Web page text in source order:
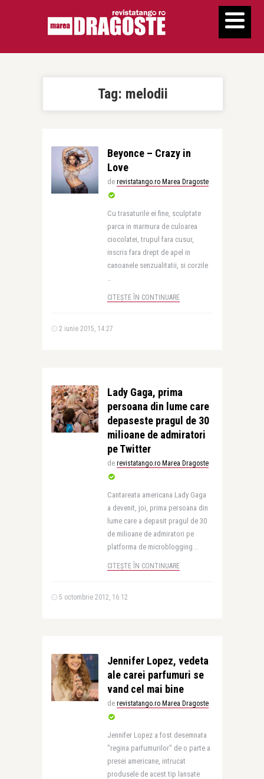
Tag: melodii
Beyonce – Crazy in
Love
de revistatango.ro Marea Dragoste
Cu trasaturile ei fine, sculptate
parca in marmura de culoarea
ciocolatei, trupul fara cusur,
inscris fara drept de apel in
canoanele senzualitatii, si corzile
..
CITEȘTE ÎN CONTINUARE
2 iunie 2015, 14:27
Lady Gaga, prima
persoana din lume care
depaseste pragul de 30
milioane de admiratori
pe Twitter
de revistatango.ro Marea Dragoste
Cantareata americana Lady Gaga
a devenit, joi, prima persoana din
lume care a depasit pragul de 30
de milioane de admiratori pe
platforma de microblogging ..
CITEȘTE ÎN CONTINUARE
5 octombrie 2012, 16:12
Jennifer Lopez, vedeta
ale carei parfumuri se
vand cel mai bine
de revistatango.ro Marea Dragoste
Jennifer Lopez a fost desemnata
"regina parfumurilor" de o parte a
presei americane, intrucat
produsele de acest tip lansate